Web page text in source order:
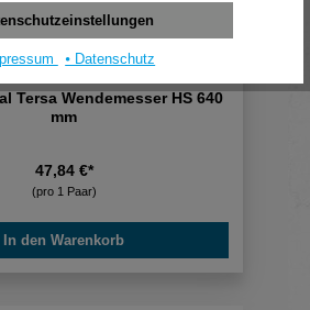
Tersa Wendemesser HS 640
mm
47,84 €*
(pro 1 Paar)
In den Warenkorb
⦁ Datenschutz